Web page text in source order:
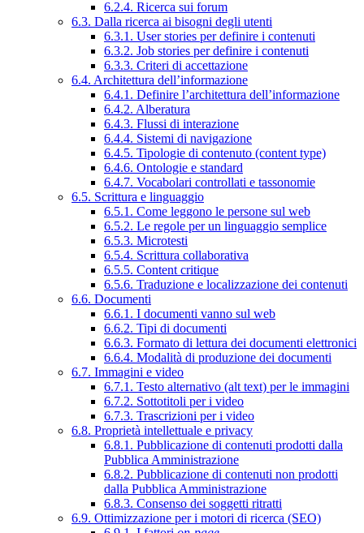
6.2.4. Ricerca sui forum
6.3. Dalla ricerca ai bisogni degli utenti
6.3.1. User stories per definire i contenuti
6.3.2. Job stories per definire i contenuti
6.3.3. Criteri di accettazione
6.4. Architettura dell’informazione
6.4.1. Definire l’architettura dell’informazione
6.4.2. Alberatura
6.4.3. Flussi di interazione
6.4.4. Sistemi di navigazione
6.4.5. Tipologie di contenuto (content type)
6.4.6. Ontologie e standard
6.4.7. Vocabolari controllati e tassonomie
6.5. Scrittura e linguaggio
6.5.1. Come leggono le persone sul web
6.5.2. Le regole per un linguaggio semplice
6.5.3. Microtesti
6.5.4. Scrittura collaborativa
6.5.5. Content critique
6.5.6. Traduzione e localizzazione dei contenuti
6.6. Documenti
6.6.1. I documenti vanno sul web
6.6.2. Tipi di documenti
6.6.3. Formato di lettura dei documenti elettronici
6.6.4. Modalità di produzione dei documenti
6.7. Immagini e video
6.7.1. Testo alternativo (alt text) per le immagini
6.7.2. Sottotitoli per i video
6.7.3. Trascrizioni per i video
6.8. Proprietà intellettuale e privacy
6.8.1. Pubblicazione di contenuti prodotti dalla
Pubblica Amministrazione
6.8.2. Pubblicazione di contenuti non prodotti
dalla Pubblica Amministrazione
6.8.3. Consenso dei soggetti ritratti
6.9. Ottimizzazione per i motori di ricerca (SEO)